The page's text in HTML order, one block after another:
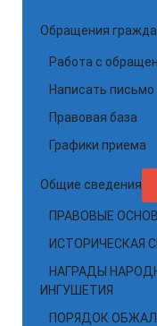
Обращения
Работа с
Написать письмо
Правовая база
Графики приема
Общие сведения
ПРАВОВЫЕ
ИСТОРИЧЕСКАЯ
НАГРАДЫ
ИНГУШЕТИЯ
ПОРЯДОК